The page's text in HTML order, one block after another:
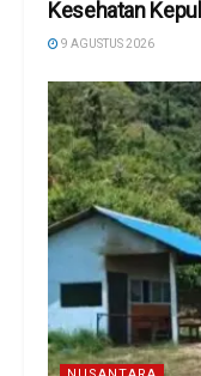
Kesehatan
9 AGUSTUS 2026